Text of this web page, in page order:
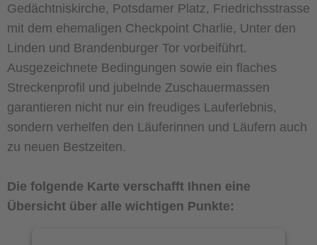
Gedächtniskirche, Potsdamer Platz, Friedrichsstrasse
mit dem ehemaligen Checkpoint Charlie, Unter den
Linden und Brandenburger Tor vorbeiführt.
Ausgezeichnete Bedingungen sowie ein flaches
Streckenprofil und jubelnde Zuschauermassen
garantieren nicht nur ein freudiges Lauferlebnis,
sondern verhelfen den Läuferinnen und Läufern auch
zu neuen Bestzeiten.
Die folgende Karte verschafft Ihnen eine
Übersicht über alle wichtigen Punkte: